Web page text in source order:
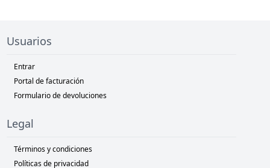
Usuarios
Entrar
Portal de facturación
Formulario de devoluciones
Legal
Términos y condiciones
Políticas de privacidad